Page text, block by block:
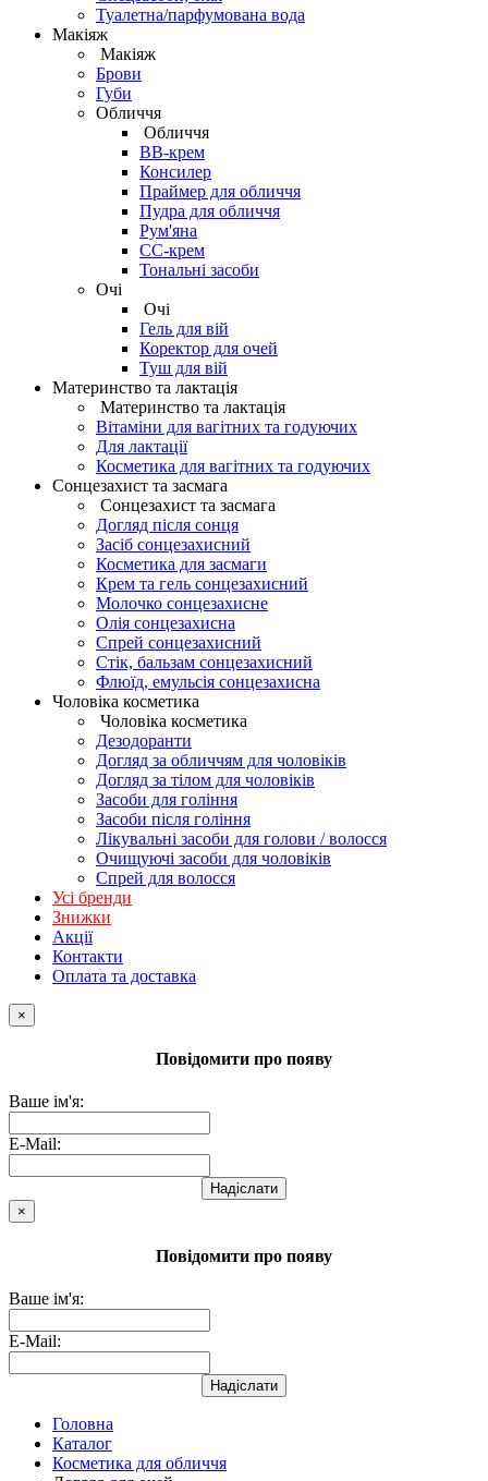
Туалетна/парфумована вода
Макіяж
Макіяж
Брови
Губи
Обличчя
Обличчя
BB-крем
Консилер
Праймер для обличчя
Пудра для обличчя
Рум'яна
СС-крем
Тональні засоби
Очі
Очі
Гель для вій
Коректор для очей
Туш для вій
Материнство та лактація
Материнство та лактація
Вітаміни для вагітних та годуючих
Для лактації
Косметика для вагітних та годуючих
Сонцезахист та засмага
Сонцезахист та засмага
Догляд після сонця
Засіб сонцезахисний
Косметика для засмаги
Крем та гель сонцезахисний
Молочко сонцезахисне
Олія сонцезахисна
Спрей сонцезахисний
Стік, бальзам сонцезахисний
Флюїд, емульсія сонцезахисна
Чоловіка косметика
Чоловіка косметика
Дезодоранти
Догляд за обличчям для чоловіків
Догляд за тілом для чоловіків
Засоби для гоління
Засоби після гоління
Лікувальні засоби для голови / волосся
Очищуючі засоби для чоловіків
Спрей для волосся
Усі бренди
Знижки
Акції
Контакти
Оплата та доставка
×
Повідомити про появу
Ваше ім'я:
E-Mail:
Надіслати
×
Повідомити про появу
Ваше ім'я:
E-Mail:
Надіслати
Головна
Каталог
Косметика для обличчя